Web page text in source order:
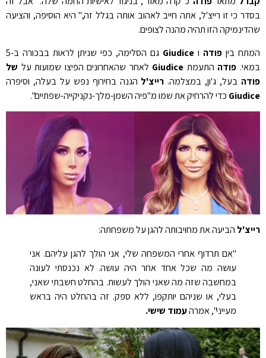
בסדר כי זו רייצ'ל, אתה חייב לאהוב אותה בגלל זה," היא הוסיפה, והציעה
שהדינמיקה הזו תהיה מהנה לצופים.
המתח בין פודה ו Giudice
גם הסלימה, כפי שניתן לראות בבכורה ב-5
במאי. פודה התעמת Giudice לאחר שהאחרונים הפיצו שמועות על של
פודה בעל, ג'ון, במצלמה. רייצ'ל הגנה בחירוף נפש על בעלה, וסיפרה
Giudice כדי להרחיק את שמו מ"פיה השמן-מלך-נקניקייה-שפתיים".
רייצ'ל הביעה את מחויבותה להגן על משפחתה:
"אם תרדוף אחרי המשפחה שלי, אני הולך להגן עליהם. אני
עושה מה שכל אחד אחר היה עושה. לא נכנסתי לעונה
במחשבה שזה מה שאני הולך לעשות. בהחלט חשבתי שאני,
בעלי, או שניהם יותקפו, ללא ספק. זה בהחלט היה בראש
מעייני", אמרהעמוד שישי.